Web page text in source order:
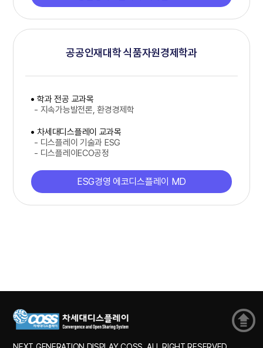
공공인재대학 식품자원경제학과
학과 전공 교과목
- 지속가능발전론, 환경경제학
차세대디스플레이 교과목
- 디스플레이 기술과 ESG
- 디스플레이ECO공정
ESG경영 에코디스플레이 MD